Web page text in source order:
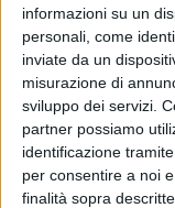
informazioni su un
personali, come
inviate da un
misurazione di
sviluppo dei servizi.
partner possiamo
identificazione
per consentire a noi
finalità sopra
ELODIE